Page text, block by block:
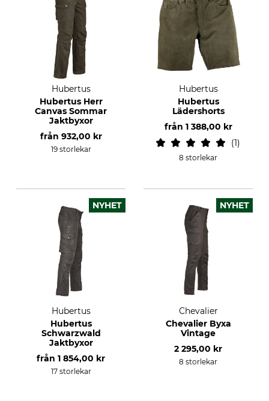
Hubertus
Hubertus Herr
Canvas Sommar
Jaktbyxor
från 932,00 kr
19 storlekar
Hubertus
Hubertus
Lädershorts
från 1 388,00 kr
1
8 storlekar
NYHET
Hubertus
Hubertus
Schwarzwald
Jaktbyxor
från 1 854,00 kr
17 storlekar
NYHET
Chevalier
Chevalier Byxa
Vintage
2 295,00 kr
8 storlekar